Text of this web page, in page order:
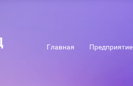
Главная Предприятие